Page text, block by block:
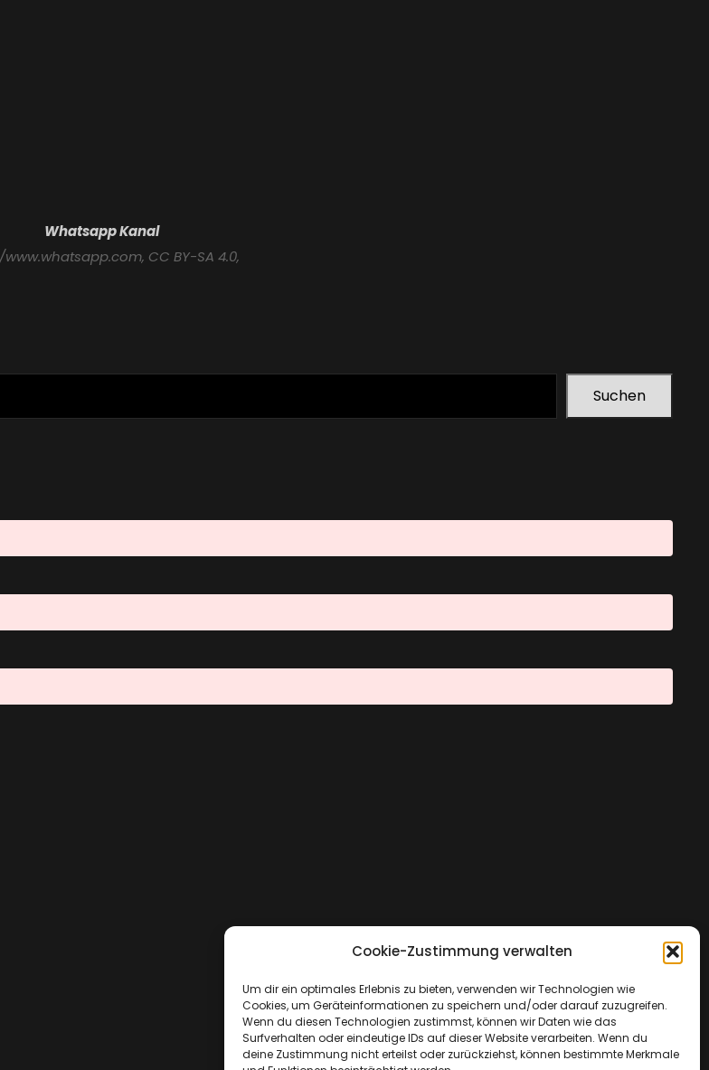
Cookie-Zustimmung verwalten
Um dir ein optimales Erlebnis zu bieten, verwenden wir Technologien wie
Cookies, um Geräteinformationen zu speichern und/oder darauf zuzugreifen.
Wenn du diesen Technologien zustimmst, können wir Daten wie das
Surfverhalten oder eindeutige IDs auf dieser Website verarbeiten. Wenn du
deine Zustimmung nicht erteilst oder zurückziehst, können bestimmte Merkmale
Whatsapp Kanal
, CC BY-SA 4.0,
Suchen